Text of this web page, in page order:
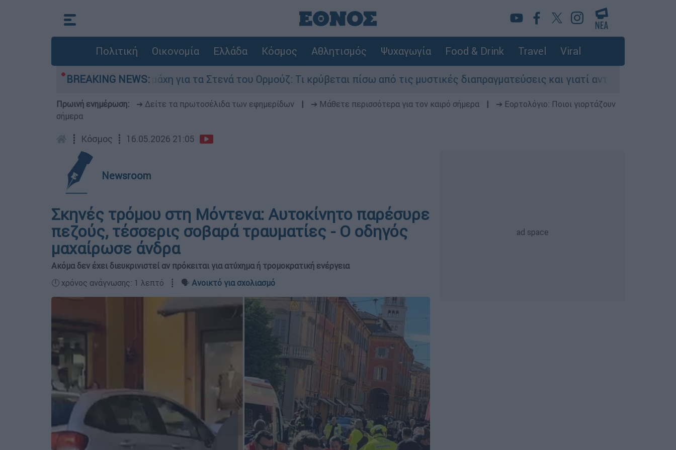
Πολιτική Οικονομία Ελλάδα Κόσμος Αθλητισμός Ψυχαγωγία Food & Drink Travel Viral
BREAKING NEWS:
Αυγούστου Η μάχη για τα Στενά του Ορμούζ: Τι κρύβεται πίσω από τις μυστικές διαπραγματεύσεις και γιατί αντιδρούν οι ΗΠΑ
Πρωινή ενημέρωση: ➔ Δείτε τα πρωτοσέλιδα των εφημερίδων ➔ Μάθετε περισσότερα για τον καιρό σήμερα
➔ Εορτολόγιο: Ποιοι γιορτάζουν
σήμερα
┋ Κόσμος ┋ 16.05.2026 21:05
Newsroom
Σκηνές τρόμου στη Μόντενα: Αυτοκίνητο παρέσυρε
πεζούς, τέσσερις σοβαρά τραυματίες - Ο οδηγός
μαχαίρωσε άνδρα
Ακόμα δεν έχει διευκρινιστεί αν πρόκειται για ατύχημα ή τρομοκρατική ενέργεια
🕛 χρόνος ανάγνωσης: 1 λεπτό ┋ 🗣️ Ανοικτό για σχολιασμό